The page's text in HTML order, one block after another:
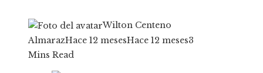
Wilton Centeno
AlmarazHace 12 mesesHace 12 meses3
Mins Read